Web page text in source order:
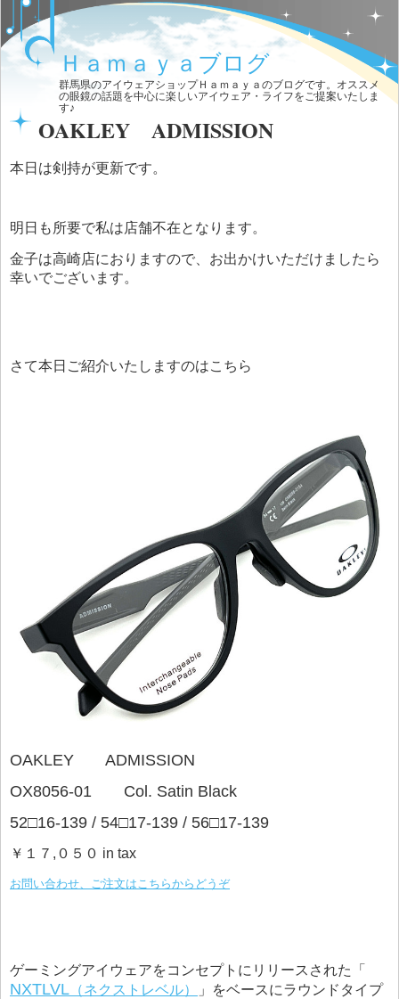
Ｈａｍａｙａブログ
群馬県のアイウェアショップＨａｍａｙａのブログです。オススメ
の眼鏡の話題を中心に楽しいアイウェア・ライフをご提案いたしま
す♪
OAKLEY ADMISSION
本日は剣持が更新です。
明日も所要で私は店舗不在となります。
金子は高崎店におりますので、お出かけいただけましたら
幸いでございます。
さて本日ご紹介いたしますのはこちら
OAKLEY ADMISSION
OX8056-01 Col. Satin Black
52□16-139 / 54□17-139 / 56□17-139
￥１７,０５０ in tax
お問い合わせ、ご注文はこちらからどうぞ
ゲーミングアイウェアをコンセプトにリリースされた「
NXTLVL （ネクストレベル）
」をベースにラウンドタイプ